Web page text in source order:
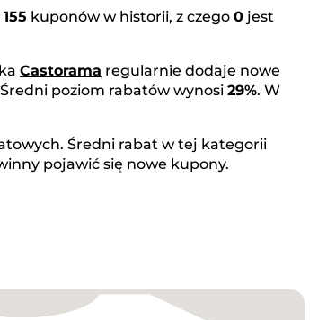
155 kuponów w historii, z czego 0 jest
Castorama regularnie dodaje nowe
poziom rabatów wynosi 29%. W
Średni rabat w tej kategorii
pojawić się nowe kupony.